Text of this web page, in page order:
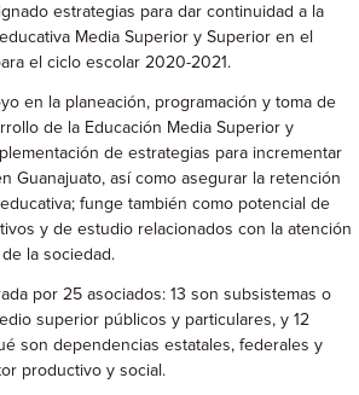
estrategias para dar continuidad a la
Media Superior y Superior en el
el ciclo escolar 2020-2021.
en la planeación, programación y toma de
de la Educación Media Superior y
de estrategias para incrementar
Guanajuato, así como asegurar la retención
funge también como potencial de
y de estudio relacionados con la atención
la sociedad.
por 25 asociados: 13 son subsistemas o
superior públicos y particulares, y 12
son dependencias estatales, federales y
productivo y social.